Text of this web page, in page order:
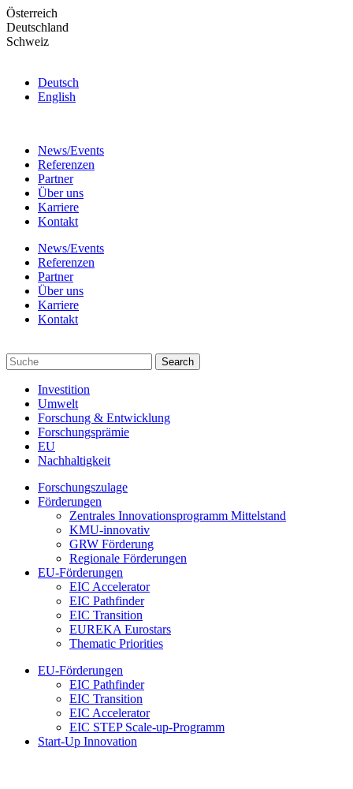
Skip
to
the
Österreich
Deutschland
Schweiz
Deutsch
English
News/Events
Referenzen
Partner
Über uns
Karriere
Kontakt
News/Events
Referenzen
Partner
Über uns
Karriere
Kontakt
Investition
Umwelt
Forschung & Entwicklung
Forschungsprämie
EU
Nachhaltigkeit
Forschungszulage
Förderungen
Zentrales Innovationsprogramm Mittelstand
KMU-innovativ
GRW Förderung
Regionale Förderungen
EU-Förderungen
EIC Accelerator
EIC Pathfinder
EIC Transition
EUREKA Eurostars
Thematic Priorities
EU-Förderungen
EIC Pathfinder
EIC Transition
EIC Accelerator
EIC STEP Scale-up-Programm
Start-Up Innovation